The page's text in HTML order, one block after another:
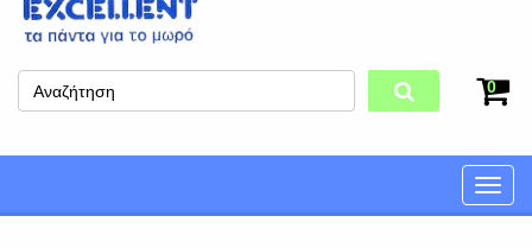
ΦΥΣΙΚΌ ΚΑΤΆΣΤΗΜΑ
0
Toggle